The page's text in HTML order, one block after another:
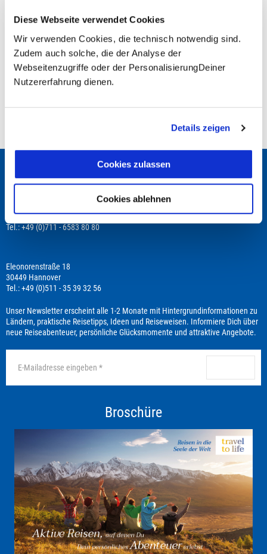
Diese Webseite verwendet Cookies
Wir verwenden Cookies, die technisch notwendig sind.
Zudem auch solche, die der Analyse der
Webseitenzugriffe oder der PersonalisierungDeiner
Nutzererfahrung dienen.
Details zeigen
Cookies zulassen
Cookies ablehnen
Fragen zur Buchung?
+49 (0)711 - 6583 80 80
Leistungsbeginn befindet sich in der Vergangenheit
Wir beraten Dich gerne!
70197 Stuttgart
Tel.: +49 (0)711 - 6583 80 80
Eleonorenstraße 18
30449 Hannover
Tel.: +49 (0)511 - 35 39 32 56
Unser Newsletter erscheint alle 1-2 Monate mit Hintergrundinformationen zu
Ländern, praktische Reisetipps, Ideen und Reiseweisen. Informiere Dich über
neue Reiseabenteuer, persönliche Glücksmomente und attraktive Angebote.
Broschüre